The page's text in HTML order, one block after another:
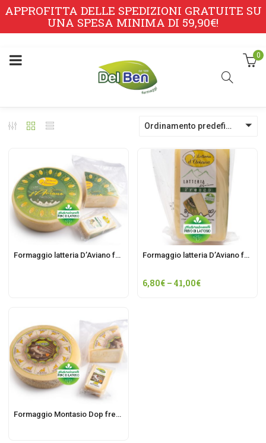
APPROFITTA DELLE SPEDIZIONI GRATUITE SU
UNA SPESA MINIMA DI 59,90€!
0
Ordinamento predefinito
Formaggio latteria D’Aviano fresco Formaggio latteria D’Aviano fresco
6,80€ – 41,00€
Formaggio Montasio Dop fresco – casello PN208